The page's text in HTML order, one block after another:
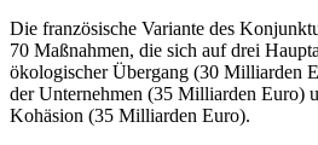
Die französische Variante des
70 Maßnahmen, die sich auf drei
ökologischer Übergang (30 Milliarden
der Unternehmen (35 Milliarden Euro)
Kohäsion (35 Milliarden Euro).